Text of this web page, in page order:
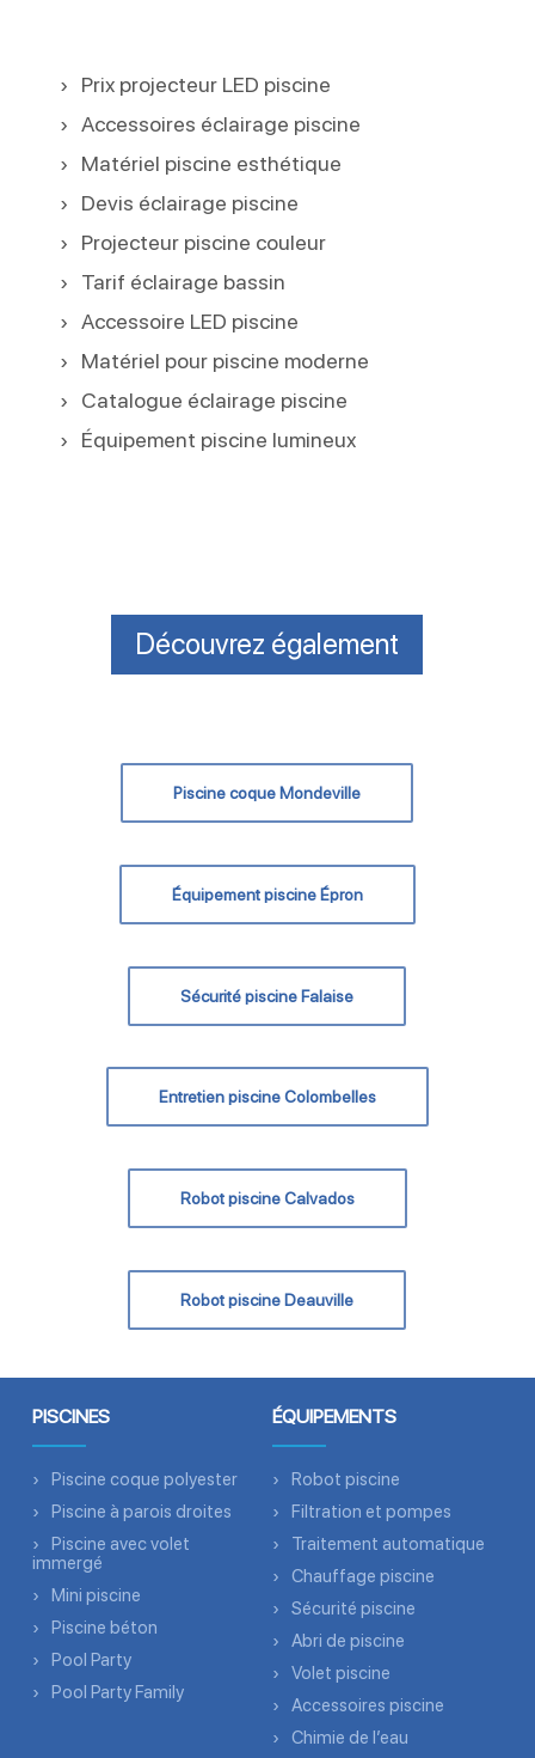
Prix projecteur LED piscine
Accessoires éclairage piscine
Matériel piscine esthétique
Devis éclairage piscine
Projecteur piscine couleur
Tarif éclairage bassin
Accessoire LED piscine
Matériel pour piscine moderne
Catalogue éclairage piscine
Équipement piscine lumineux
Découvrez également
Piscine coque Mondeville
Équipement piscine Épron
Sécurité piscine Falaise
Entretien piscine Colombelles
Robot piscine Calvados
Robot piscine Deauville
PISCINES
Piscine coque polyester
Piscine à parois droites
Piscine avec volet
immergé
Mini piscine
Piscine béton
Pool Party
Pool Party Family
ÉQUIPEMENTS
Robot piscine
Filtration et pompes
Traitement automatique
Chauffage piscine
Sécurité piscine
Abri de piscine
Volet piscine
Accessoires piscine
Chimie de l’eau